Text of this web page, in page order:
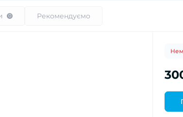
0 Рекомендуємо